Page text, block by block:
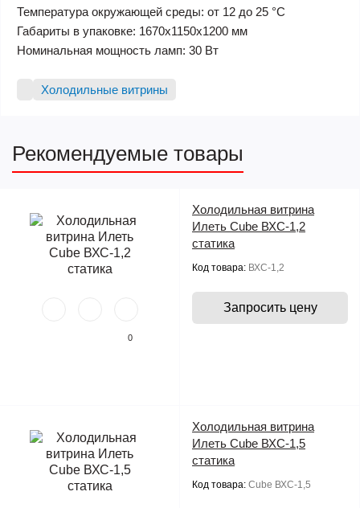
Температура окружающей среды: от 12 до 25 °С
Габариты в упаковке: 1670х1150х1200 мм
Номинальная мощность ламп: 30 Вт
Холодильные витрины
Рекомендуемые товары
0
Холодильная витрина
Илеть Cube ВХС-1,2
статика
Код товара: ВХС-1,2
Запросить цену
Холодильная витрина
Илеть Cube ВХС-1,5
статика
Код товара: Cube ВХС-1,5